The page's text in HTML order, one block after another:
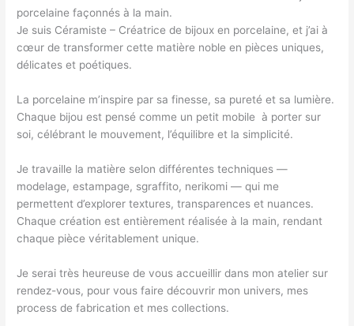
porcelaine façonnés à la main.
Je suis Céramiste – Créatrice de bijoux en porcelaine, et j’ai à
cœur de transformer cette matière noble en pièces uniques,
délicates et poétiques.
La porcelaine m’inspire par sa finesse, sa pureté et sa lumière.
Chaque bijou est pensé comme un petit mobile à porter sur
soi, célébrant le mouvement, l’équilibre et la simplicité.
Je travaille la matière selon différentes techniques —
modelage, estampage, sgraffito, nerikomi — qui me
permettent d’explorer textures, transparences et nuances.
Chaque création est entièrement réalisée à la main, rendant
chaque pièce véritablement unique.
Je serai très heureuse de vous accueillir dans mon atelier sur
rendez-vous, pour vous faire découvrir mon univers, mes
process de fabrication et mes collections.